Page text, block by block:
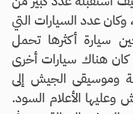
عدد السيارات التي
سيارة أكثرها تحمل
كان هناك سيارات أخرى
وموسيقى الجيش إلى
الأعلام السود.